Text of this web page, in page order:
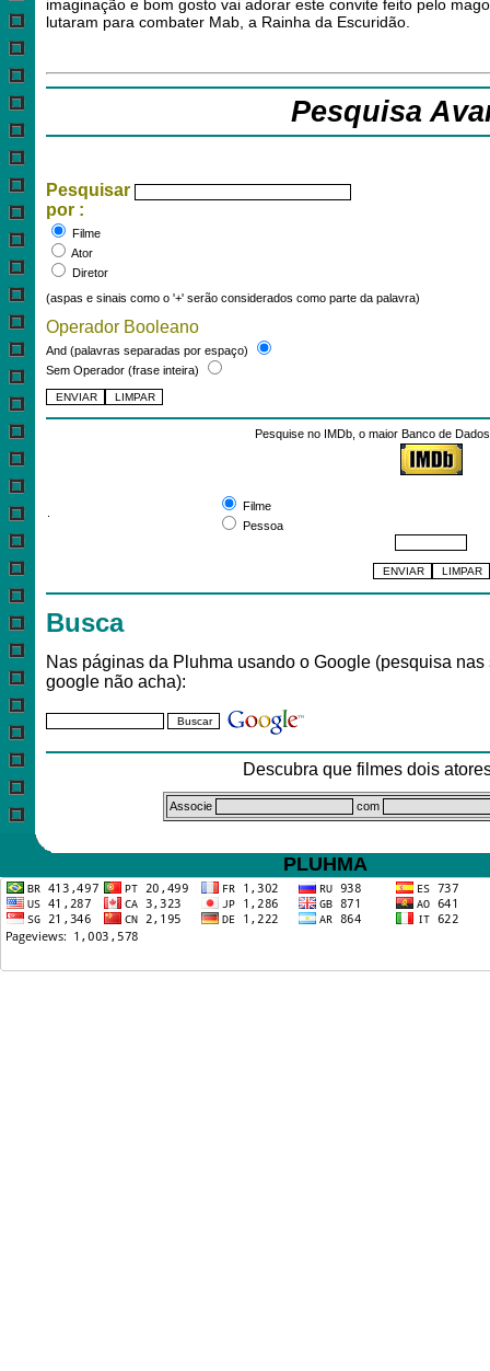
imaginação e bom gosto vai adorar este convite feito pelo
lutaram para combater Mab, a Rainha da Escuridão.
Pesquisa
Pesquisar
por :
Filme
Ator
Diretor
(aspas e sinais como o '+' serão considerados como parte da palavra)
Operador Booleano
And (palavras separadas por espaço)
Sem Operador (frase inteira)
Pesquise no IMDb, o maior Banco de
Filme
Pessoa
Busca
Nas páginas da Pluhma usando o Google (pesquisa
google não acha):
Descubra que filmes dois
Associe com
PLUHMA